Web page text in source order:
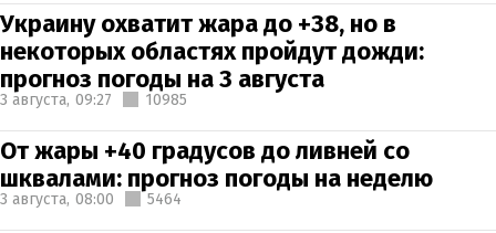
Украину охватит жара до +38, но в
некоторых областях пройдут дожди:
прогноз погоды на 3 августа
3 августа, 09:27 10985
От жары +40 градусов до ливней со
шквалами: прогноз погоды на неделю
3 августа, 08:00 5464